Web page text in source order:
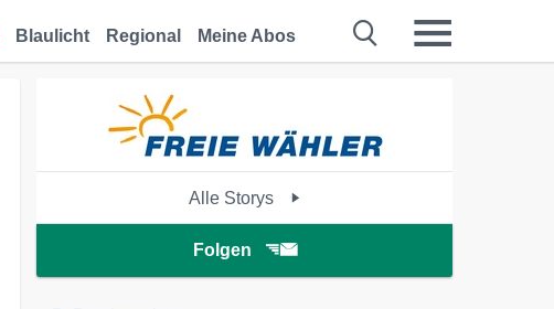
Blaulicht Regional Meine Abos
Alle Storys
Folgen